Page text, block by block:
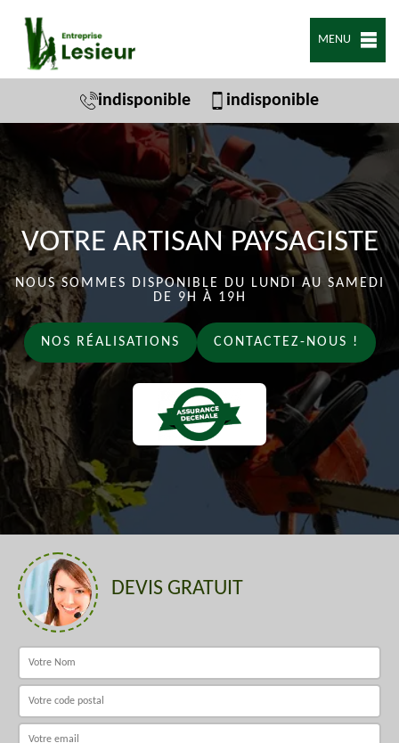
MENU
indisponible indisponible
VOTRE ARTISAN PAYSAGISTE
NOUS SOMMES DISPONIBLE DU LUNDI AU SAMEDI
DE 9H À 19H
NOS RÉALISATIONS CONTACTEZ-NOUS !
DEVIS GRATUIT